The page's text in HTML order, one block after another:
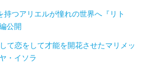
持つアリエルが憧れの世界へ『リト
公開
て恋をして才能を開花させたマリメッ
・イソラ